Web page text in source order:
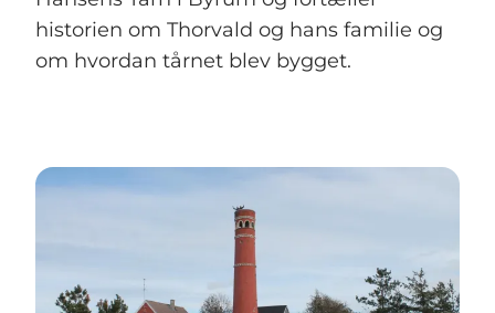
historien om Thorvald og hans familie og
om hvordan tårnet blev bygget.